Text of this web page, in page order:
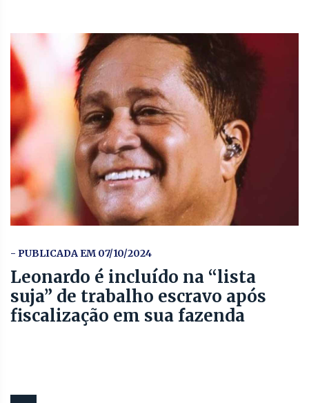
- PUBLICADA EM 07/10/2024
Leonardo é incluído na “lista
suja” de trabalho escravo após
fiscalização em sua fazenda